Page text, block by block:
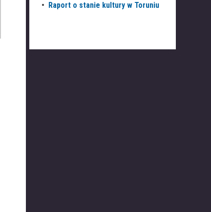
•
Raport o stanie kultury w Toruniu